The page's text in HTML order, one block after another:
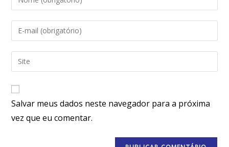
Salvar meus dados neste navegador para a próxima
vez que eu comentar.